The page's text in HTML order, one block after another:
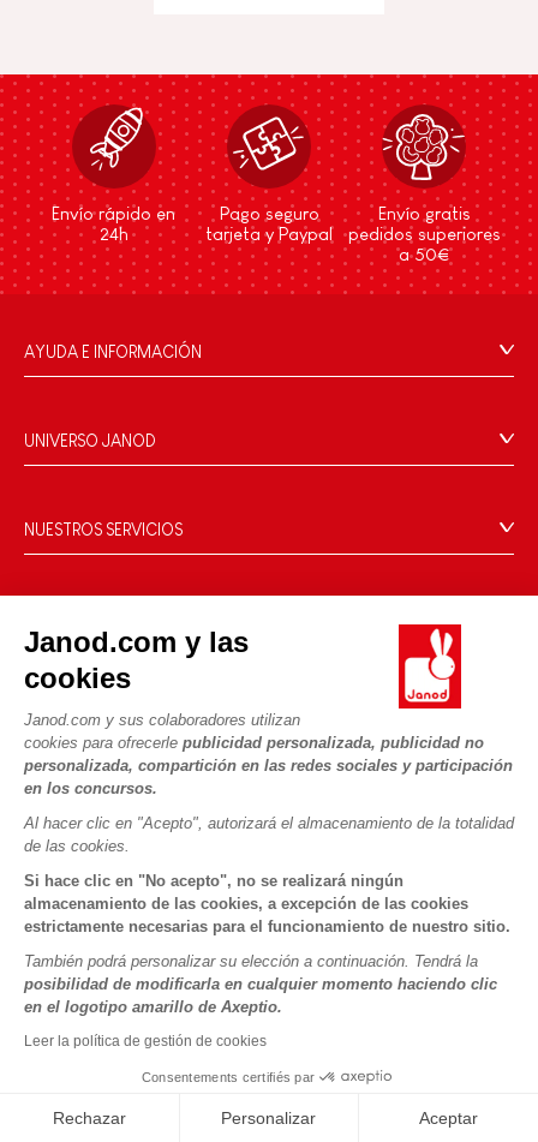
Janod.com y las
cookies
Janod.com y sus colaboradores utilizan
cookies para ofrecerle publicidad personalizada, publicidad no
personalizada, compartición en las redes sociales y participación
en los concursos.
Al hacer clic en "Acepto", autorizará el almacenamiento de la totalidad
de las cookies.
Si hace clic en "No acepto", no se realizará ningún
almacenamiento de las cookies, a excepción de las cookies
estrictamente necesarias para el funcionamiento de nuestro sitio.
También podrá personalizar su elección a continuación. Tendrá la
posibilidad de modificarla en cualquier momento haciendo clic
en el logotipo amarillo de Axeptio.
Leer la política de gestión de cookies
Consentements certifiés par
Rechazar Personalizar Aceptar
Envío rápido en
24h
Pago seguro
tarjeta y Paypal
Envío gratis
pedidos superiores
a 50€
AYUDA E INFORMACIÓN
Preguntas más frecuentes
Contacto
Retirada de productos
Condiciones de las ofertas
Condiciones de uso #YesJanod
UNIVERSO JANOD
Nuestro savoir-faire
Compromisos de RSE
NUESTROS SERVICIOS
Vídeos
Reglas del juego y manuales
Piezas sueltas
Actividades infantiles para descargar
-Menciones Legales